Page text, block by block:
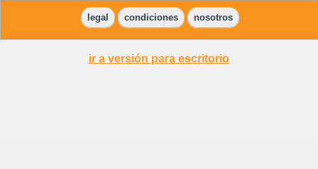
legal condiciones nosotros
ir a versión para escritorio